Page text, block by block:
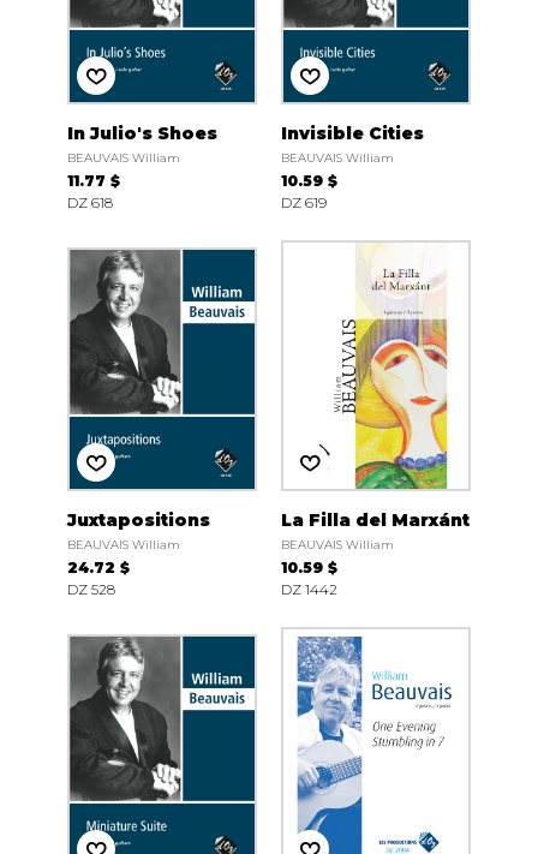
In Julio's Shoes
BEAUVAIS William
11.77 $
DZ 618
Invisible Cities
BEAUVAIS William
10.59 $
DZ 619
Juxtapositions
BEAUVAIS William
24.72 $
DZ 528
La Filla del Marxánt
BEAUVAIS William
10.59 $
DZ 1442